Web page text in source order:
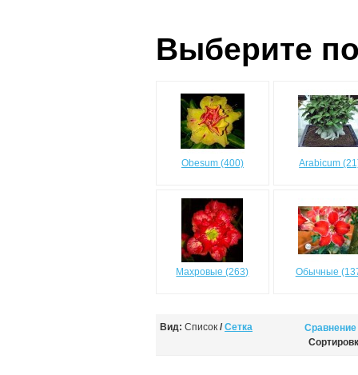
Выберите
Obesum (400) Arabicum
Махровые (263) Обычные
Вид: Список / Сетка
Сравнение